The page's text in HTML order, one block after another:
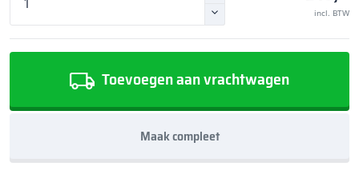
incl. BTW
Toevoegen aan vrachtwagen
Maak compleet